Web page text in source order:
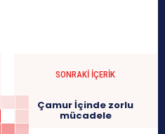
SONRAKI İÇERIK
Çamur İçinde zorlu
mücadele